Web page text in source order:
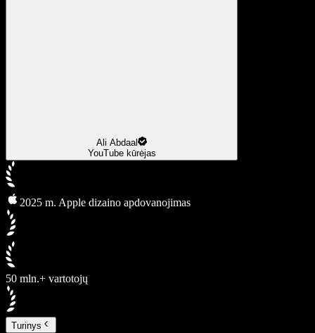
Ali Abdaal
YouTube kūrėjas
2025 m. Apple dizaino apdovanojimas
50 mln.+ vartotojų
Turinys